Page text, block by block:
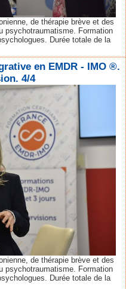
de thérapie brève et des
psychotraumatisme. Formation
Durée totale de la
en EMDR - IMO ®.
4/4
de thérapie brève et des
psychotraumatisme. Formation
Durée totale de la